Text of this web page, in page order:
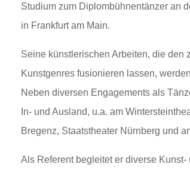
Studium zum Diplombühnentänzer an
in Frankfurt am Main.
Seine künstlerischen Arbeiten, die den
Kunstgenres fusionieren lassen,
Neben diversen Engagements als
In- und Ausland, u.a. am
Bregenz, Staatstheater Nürnberg und
Als Referent begleitet er diverse